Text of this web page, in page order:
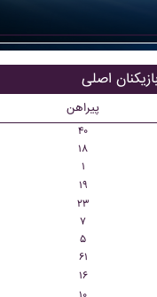
پیراهن
۴۰
۱۸
۱
۱۹
۲۳
۷
۵
۶۱
۱۶